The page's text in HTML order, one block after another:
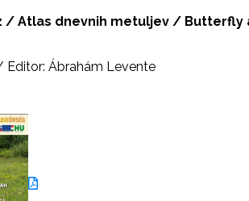
/ Atlas dnevnih metuljev / Butterfly
Ábrahám Levente